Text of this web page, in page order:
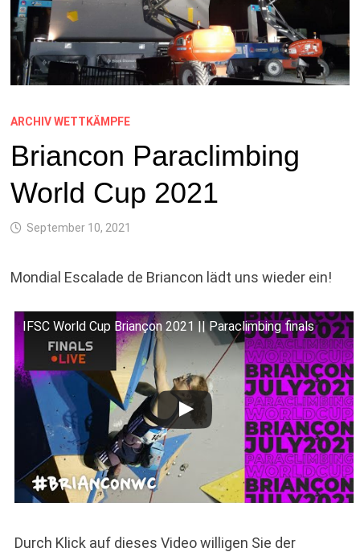
ARCHIV WETTKÄMPFE
Briancon Paraclimbing
World Cup 2021
September 10, 2021
Mondial Escalade de Briancon lädt uns wieder ein!
IFSC World Cup Briançon 2021 || Paraclimbing finals
Durch Klick auf dieses Video willigen Sie der